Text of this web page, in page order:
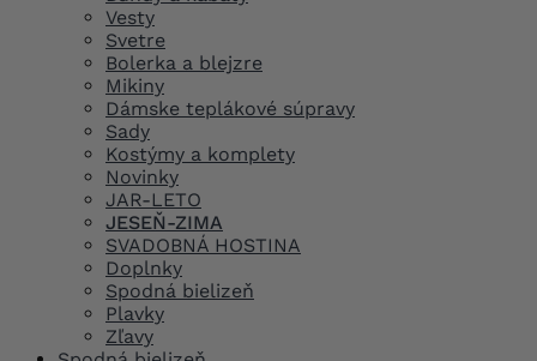
Vesty
Svetre
Bolerka a blejzre
Mikiny
Dámske teplákové súpravy
Sady
Kostýmy a komplety
Novinky
JAR-LETO
JESEŇ-ZIMA
SVADOBNÁ HOSTINA
Doplnky
Spodná bielizeň
Plavky
Zľavy